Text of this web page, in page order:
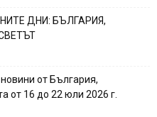
ДНИ: БЪЛГАРИЯ,
от България,
от 16 до 22 юли 2026 г.